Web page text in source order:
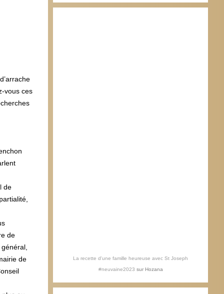
vous ces
de
de
de
La recette d'une famille heureuse avec St Joseph
#neuvaine2023 sur Hozana